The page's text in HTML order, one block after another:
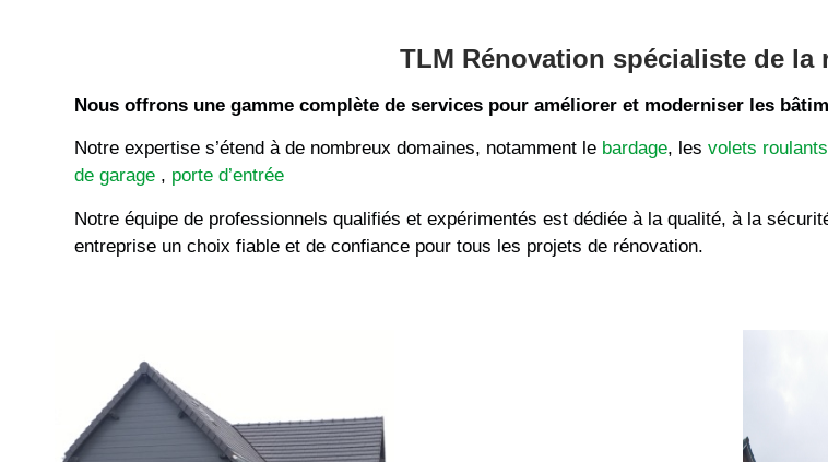
TLM Rénovation spécialiste de la
Nous offrons une gamme complète de services pour améliorer et moderniser les
Notre expertise s’étend à de nombreux domaines, notamment le bardage, les volets roulants
de garage , porte d’entrée
Notre équipe de professionnels qualifiés et expérimentés est dédiée à la qualité, à la
entreprise un choix fiable et de confiance pour tous les projets de rénovation.